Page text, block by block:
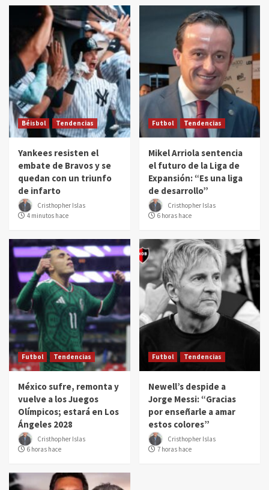
Béisbol Tendencias
Yankees resisten el
embate de Bravos y se
quedan con un triunfo
de infarto
Cristhopher Islas
4 minutos hace
Futbol Tendencias
Mikel Arriola sentencia
el futuro de la Liga de
Expansión: “Es una liga
de desarrollo”
Cristhopher Islas
6 horas hace
Futbol Tendencias
México sufre, remonta y
vuelve a los Juegos
Olímpicos; estará en Los
Ángeles 2028
Cristhopher Islas
6 horas hace
Futbol Tendencias
Newell’s despide a
Jorge Messi: “Gracias
por enseñarle a amar
estos colores”
Cristhopher Islas
7 horas hace